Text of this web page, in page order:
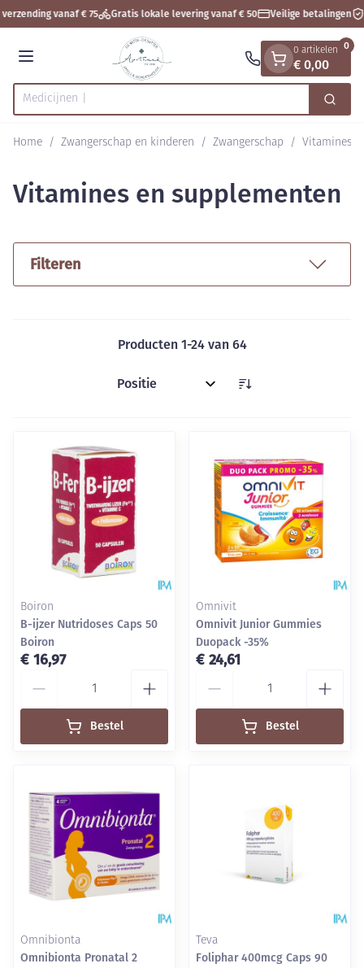
Ga naar de inhoud
1 van 1vanaf € 75 Gratis lokale levering vanaf € 50 Veilige betalingen
Menu
Product, merk, categorie... Zoek
0 artikelen
€ 0,00
0
Home / Zwangerschap en kinderen / Zwangerschap / Vitamines
Vitamines en supplementen
Filteren
Producten 1-24van 64
Sorteer op:
Boiron
B-ijzer Nutridoses Caps 50
Boiron
€ 16,97
Bestel
Omnivit
Omnivit Junior Gummies
Duopack -35%
€ 24,61
Bestel
Omnibionta
Omnibionta Pronatal 2
Teva
Foliphar 400mcg Caps 90